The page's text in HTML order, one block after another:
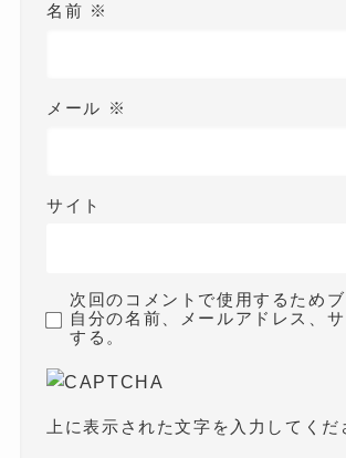
名前 ※
メール ※
サイト
次回のコメントで使用するため
自分の名前、メールアドレス、
する。
上に表示された文字を入力してくだ